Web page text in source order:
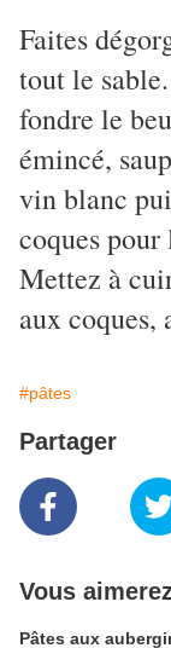
Faites
tout le
fondre le
émincé,
vin blanc
coques
Mettez à
aux coques,
#pâtes
Partager
Vous
Pâtes aux